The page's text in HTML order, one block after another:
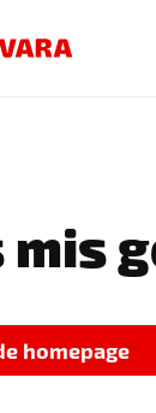
homepage